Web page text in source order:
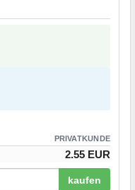
PRIVATKUNDE
2.55 EUR
kaufen